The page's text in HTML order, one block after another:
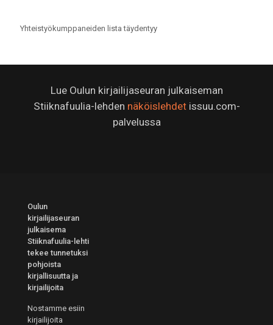
Yhteistyökumppaneiden lista täydentyy
Lue Oulun kirjailijaseuran julkaiseman
Stiiknafuulia-lehden näköislehdetissuu.com-
palvelussa
Oulun
kirjailijaseuran
julkaisema
Stiiknafuulia-lehti
tekee tunnetuksi
pohjoista
kirjallisuutta ja
kirjailijoita
Nostamme esiin
kirjailijoita